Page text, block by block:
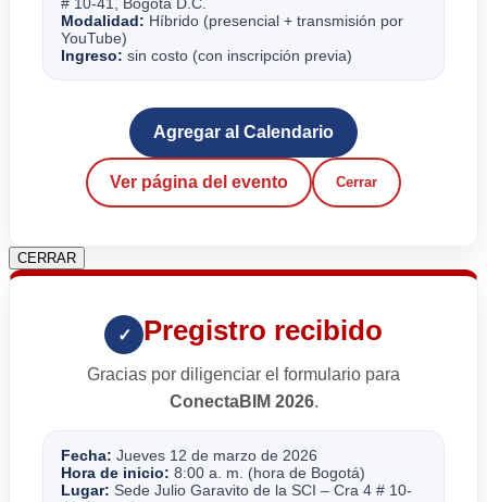
Modalidad: Híbrido (presencial + transmisión por
YouTube)
Ingreso: sin costo (con inscripción previa)
Agregar al Calendario
Ver página del evento Cerrar
CERRAR
✓ Pregistro recibido
Gracias por diligenciar el formulario para
ConectaBIM 2026.
Fecha: Jueves 12 de marzo de 2026
Hora de inicio: 8:00 a. m. (hora de Bogotá)
Lugar: Sede Julio Garavito de la SCI – Cra 4 # 10-